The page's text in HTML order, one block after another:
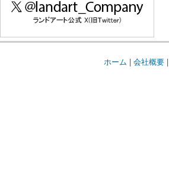
ホーム | 会社概要|